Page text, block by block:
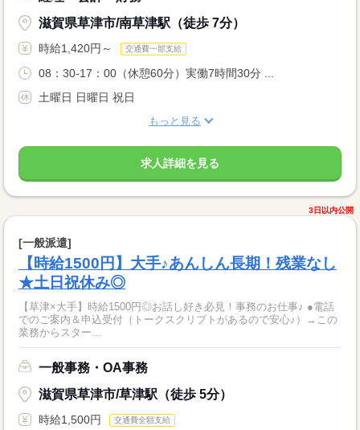
滋賀県草津市/南草津駅（徒歩 7分）
時給1,420円～ 交通費一部支給
08：30-17：00（休憩60分）実働7時間30分 ...
土曜日 日曜日 祝日
もっと見る
求人詳細を見る
3日以内公開
[一般派遣]
【時給1500円】大手♪あんしん長期！残業なし
★土日祝休み◎
【草津×大手】時給1500円◎お話し好き必見！事務のお仕事♪ ●電話
でのご案内＆申込受付（トークスクリプトがあるので安心♪）→この
業務からスター...
一般事務・OA事務
滋賀県草津市/草津駅（徒歩 5分）
時給1,500円 交通費全額支給